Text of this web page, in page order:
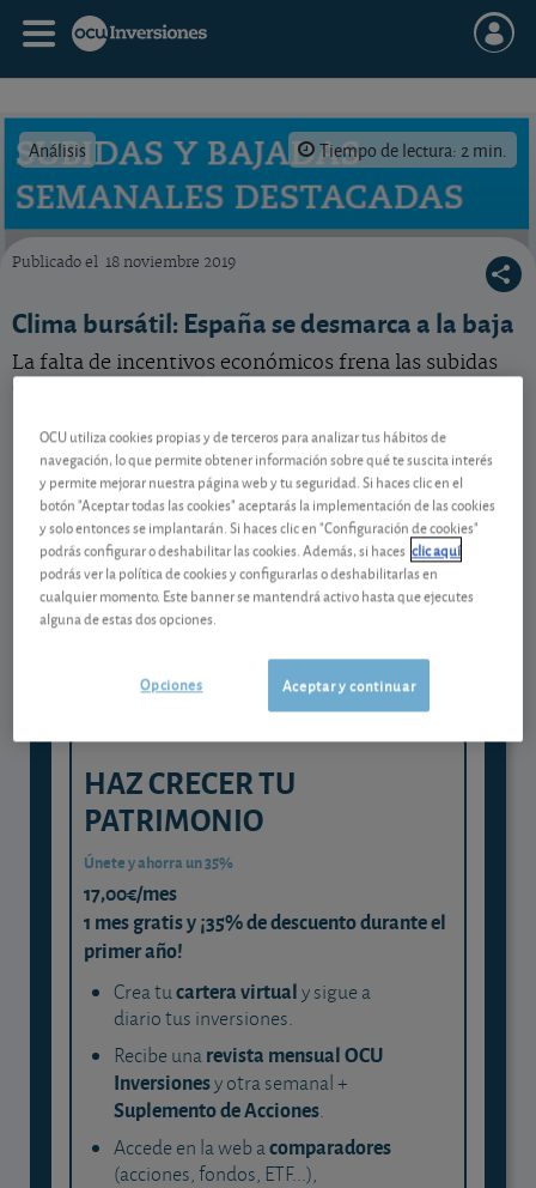
Análisis Tiempo de lectura: 2 min.
Publicado el 18 noviembre 2019
Clima bursátil: España se desmarca a la baja
La falta de incentivos económicos frena las subidas
Contenido reservado a SOCIOS
Gestiona tu dinero con visión
experta
y consigue que cada euro trabaje
HAZ CRECER TU
PATRIMONIO
Únete y ahorra un 35%
17,00€/mes
1 mes gratis y ¡35% de descuento durante el
primer año!
Crea tucartera virtualy sigue a
diario tus inversiones.
Recibe unarevista mensual OCU
Inversionesy otra semanal +
Suplemento de Acciones.
Accede en la web acomparadores
(acciones, fondos, ETF...),
OCU utiliza cookies propias y de terceros para analizar tus hábitos de
navegación, lo que permite obtener información sobre qué te suscita interés
y permite mejorar nuestra página web y tu seguridad. Si haces clic en el
botón "Aceptar todas las cookies" aceptarás la implementación de las cookies
y solo entonces se implantarán. Si haces clic en "Configuración de cookies"
podrás configurar o deshabilitar las cookies. Además, si haces clic aquí
podrás ver la política de cookies y configurarlas o deshabilitarlas en
cualquier momento. Este banner se mantendrá activo hasta que ejecutes
alguna de estas dos opciones.
Aceptar y continuar
Opciones